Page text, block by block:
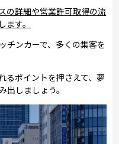
の詳細や営業許可取得の流
す。
チンカーで、多くの集客を
るポイントを押さえて、夢
しましょう。